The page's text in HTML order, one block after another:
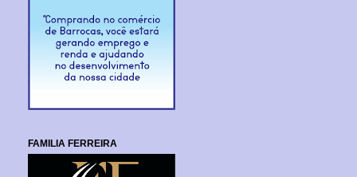
FAMILIA FERREIRA